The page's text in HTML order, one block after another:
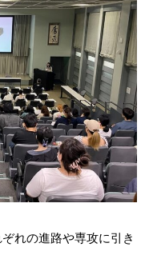
れの進路や専攻に引き